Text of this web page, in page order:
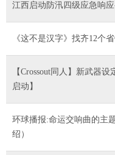
江西启动防汛四级应急响
《这不是汉字》找齐12个
【Crossout同人】新武器
启动】
环球播报:命运交响曲的主
绍）